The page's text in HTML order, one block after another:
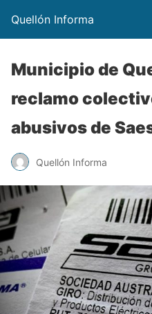
Quellón Informa
Municipio de
reclamo
abusivos de
Quellón Informa